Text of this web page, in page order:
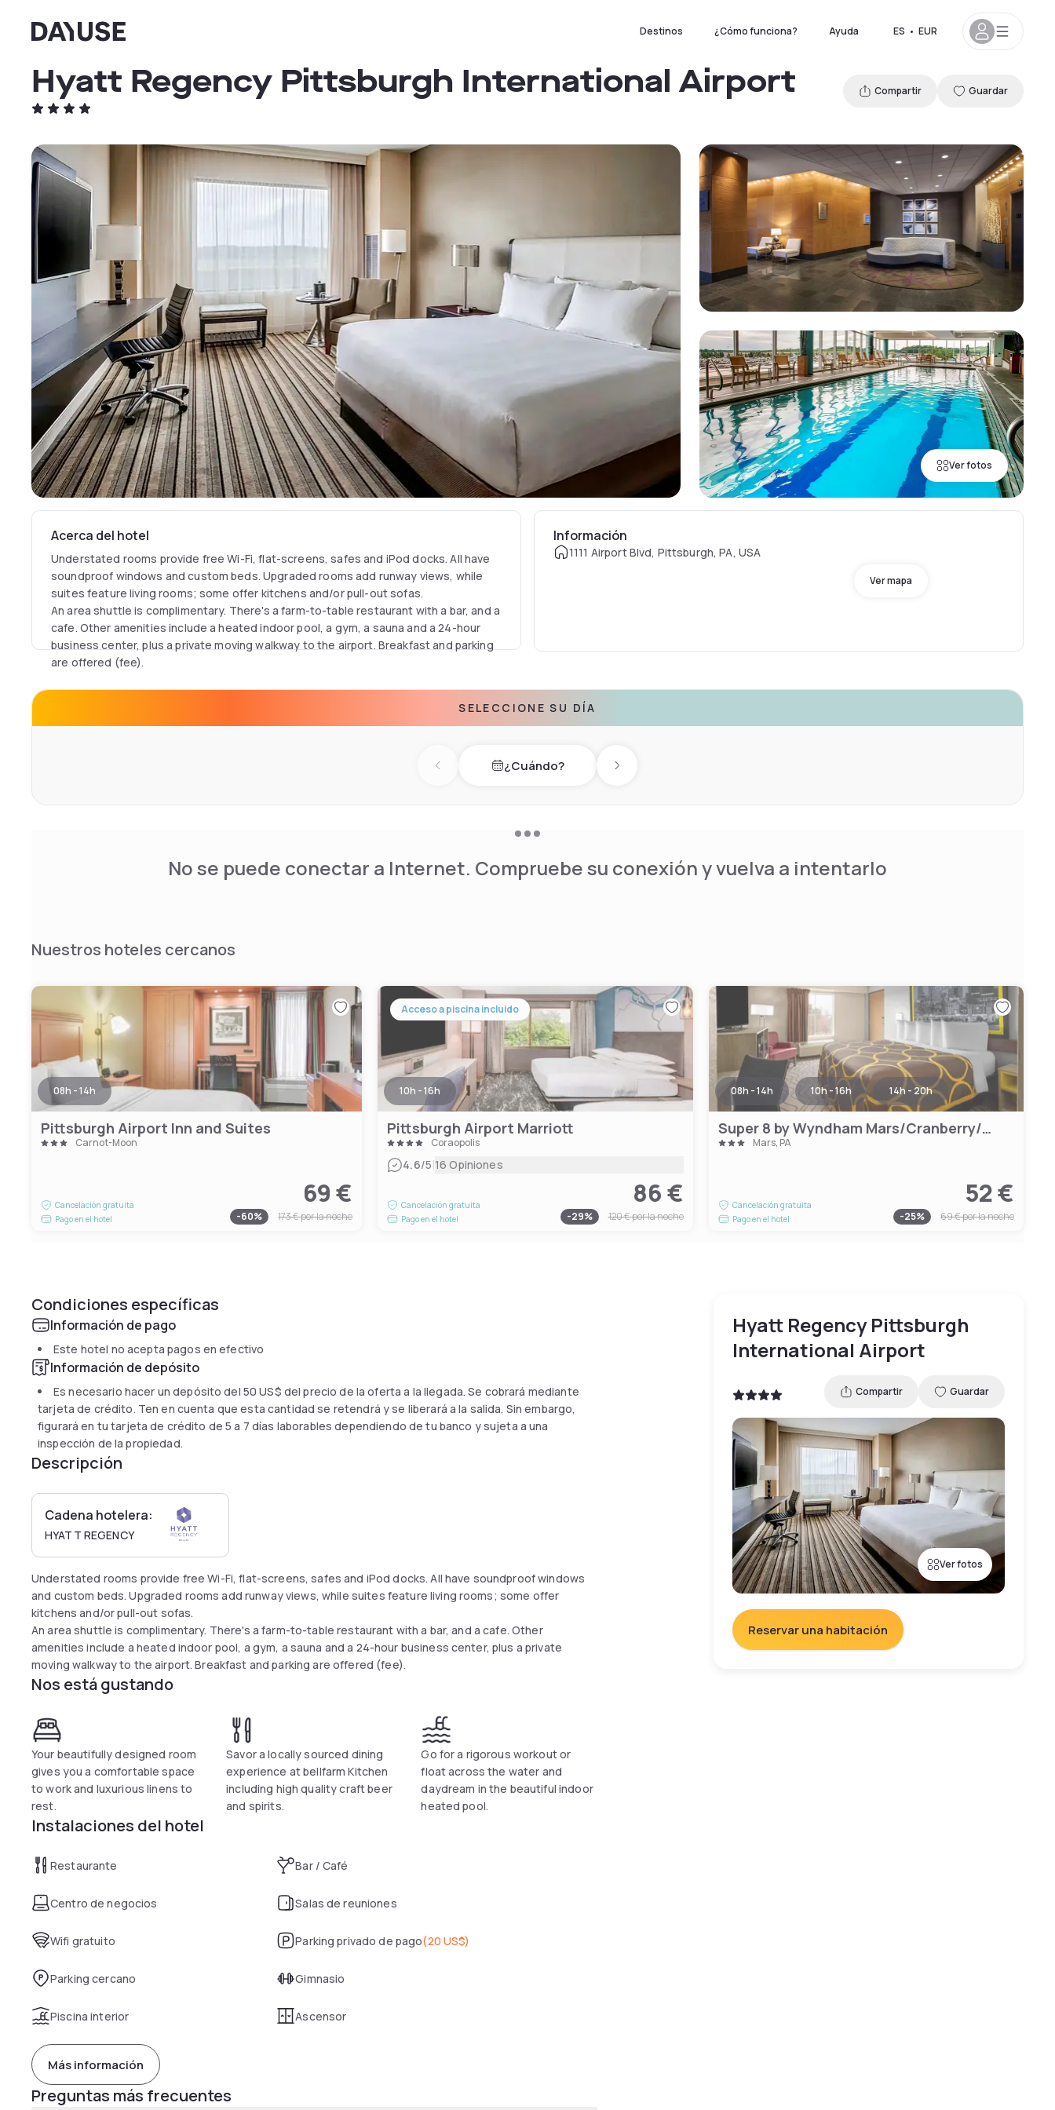
Dayuse Destinos ¿Cómo funciona? Ayuda ES • EUR
Ver fotos
Hyatt Regency Pittsburgh International Airport Compartir Guardar
Acerca del hotel
Understated rooms provide free Wi-Fi, flat-screens, safes and iPod docks. All have
soundproof windows and custom beds. Upgraded rooms add runway views, while
suites feature living rooms; some offer kitchens and/or pull-out sofas.
An area shuttle is complimentary. There's a farm-to-table restaurant with a bar, and a
cafe. Other amenities include a heated indoor pool, a gym, a sauna and a 24-hour
business center, plus a private moving walkway to the airport. Breakfast and parking
are offered (fee).
Información
1111 Airport Blvd, Pittsburgh, PA, USA
Ver mapa
SELECCIONE SU DÍA
Previous day¿Cuándo? Next day
No se puede conectar a Internet. Compruebe su conexión y vuelva a intentarlo
Nuestros hoteles cercanos
08h - 14h
Pittsburgh Airport Inn and Suites
Carnot-Moon
Cancelación gratuita
Pago en el hotel
69 €
-60% 173 €por la noche
Acceso a piscina incluido
10h - 16h
Pittsburgh Airport Marriott
Coraopolis
4.6/5|16 Opiniones
Cancelación gratuita
Pago en el hotel
86 €
-29% 120 €por la noche
08h - 14h 10h - 16h 14h - 20h
Super 8 by Wyndham Mars/Cranberry/Pittsburgh Area
Mars, PA
Cancelación gratuita
Pago en el hotel
52 €
-25% 69 €por la noche
Condiciones específicas
Información de pago
Este hotel no acepta pagos en efectivo
Información de depósito
Es necesario hacer un depósito del 50 US$ del precio de la oferta a la llegada. Se cobrará mediante
tarjeta de crédito. Ten en cuenta que esta cantidad se retendrá y se liberará a la salida. Sin embargo,
figurará en tu tarjeta de crédito de 5 a 7 días laborables dependiendo de tu banco y sujeta a una
inspección de la propiedad.
Descripción
Cadena hotelera:
HYATT REGENCY
Understated rooms provide free Wi-Fi, flat-screens, safes and iPod docks. All have soundproof windows
and custom beds. Upgraded rooms add runway views, while suites feature living rooms; some offer
kitchens and/or pull-out sofas.
An area shuttle is complimentary. There's a farm-to-table restaurant with a bar, and a cafe. Other
amenities include a heated indoor pool, a gym, a sauna and a 24-hour business center, plus a private
moving walkway to the airport. Breakfast and parking are offered (fee).
Nos está gustando
Your beautifully designed room
gives you a comfortable space
to work and luxurious linens to
rest.
Savor a locally sourced dining
experience at bellfarm Kitchen
including high quality craft beer
and spirits.
Go for a rigorous workout or
float across the water and
daydream in the beautiful indoor
heated pool.
Instalaciones del hotel
Restaurante Bar / Café
Centro de negocios Salas de reuniones
Wifi gratuito Parking privado de pago(20 US$)
Parking cercano Gimnasio
Piscina interior Ascensor
Más información
Preguntas más frecuentes
Hyatt Regency Pittsburgh
International Airport
Compartir Guardar
Ver fotos
Reservar una habitación